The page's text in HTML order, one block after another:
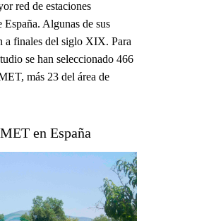
red de estaciones
España. Algunas de sus
a finales del siglo XIX. Para
se han seleccionado 466
más 23 del área de
en España